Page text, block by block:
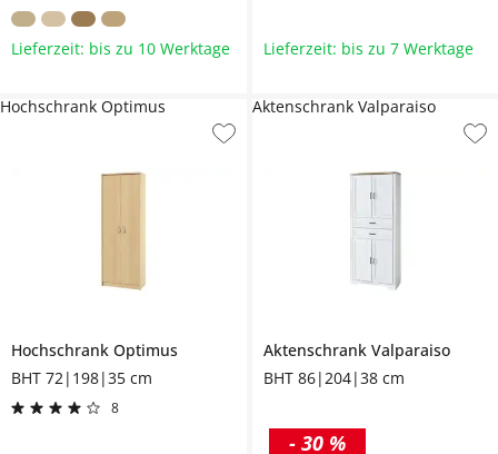
Lieferzeit: bis zu 10 Werktage Lieferzeit: bis zu 7 Werktage
Hochschrank Optimus
BHT 72|198|35 cm
8
Hochschrank Optimus
Aktenschrank Valparaiso
BHT 86|204|38 cm
- 30 %
Aktenschrank Valparaiso